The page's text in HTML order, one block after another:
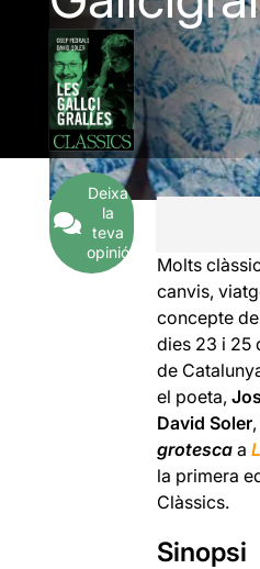
Deixa
la
teva
opinió
Molts
canvis,
concepte
dies 23 i 25
de
el poeta,
David Soler
grotescaa
la primera
Clàssics.
Sinopsi